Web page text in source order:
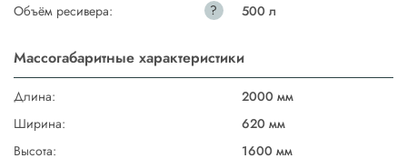
Объём ресивера:
? 500 л
Массогабаритные характеристики
Длина:
2000 мм
Ширина:
620 мм
Высота:
1600 мм